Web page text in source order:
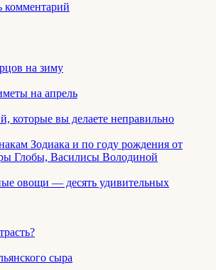
комментарий
на зиму
на апрель
которые вы делаете неправильно
Зодиака и по году рождения от
Глобы, Василисы Володиной
овощи — десять удивительных
сыра